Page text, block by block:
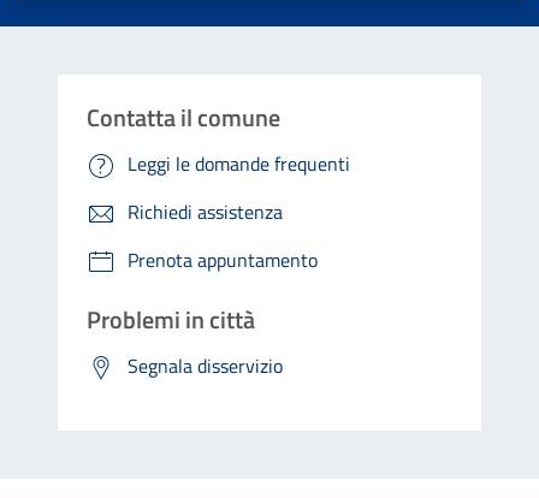
Contatta il comune
Leggi le domande frequenti
Richiedi assistenza
Prenota appuntamento
Problemi in città
Segnala disservizio